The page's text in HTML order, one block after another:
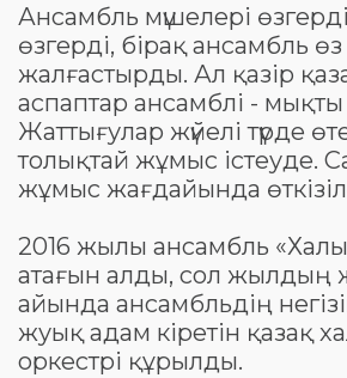
Ансамбль мүшелері
өзгерді, бірақ ансамбль
жалғастырды. Ал қазір
аспаптар ансамблі -
Жаттығулар жүйелі түрде
толықтай жұмыс істеуде.
жұмыс жағдайында
2016 жылы ансамбль
атағын алды, сол жылдың
айында ансамбльдің
жуық адам кіретін қазақ
оркестрі құрылды.